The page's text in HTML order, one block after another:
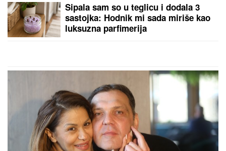
Sipala sam so u teglicu i dodala 3
sastojka: Hodnik mi sada miriše kao
luksuzna parfimerija